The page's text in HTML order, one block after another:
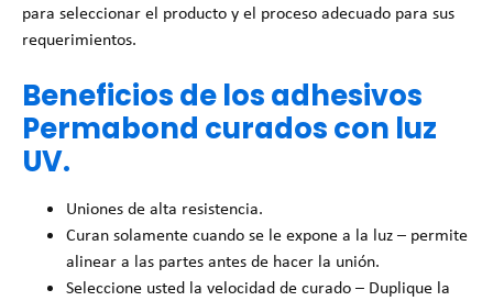
para seleccionar el producto y el proceso adecuado para sus
requerimientos.
Beneficios de los adhesivos
Permabond curados con luz
UV.
Uniones de alta resistencia.
Curan solamente cuando se le expone a la luz – permite
alinear a las partes antes de hacer la unión.
Seleccione usted la velocidad de curado – Duplique la